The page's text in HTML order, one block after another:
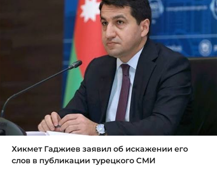
Хикмет Гаджиев заявил об искажении его
слов в публикации турецкого СМИ